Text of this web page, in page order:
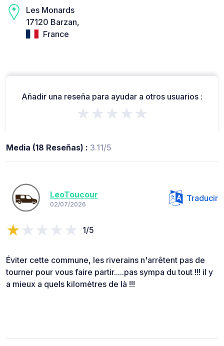
Les Monards
17120 Barzan,
France
Añadir una reseña para ayudar a otros usuarios :
★★★★★
Media (18 Reseñas) : 3.11/5
LeoToucour
02/07/2026
Traducir
1/5
Éviter cette commune, les riverains n'arrêtent pas de
tourner pour vous faire partir.....pas sympa du tout !!! il y
a mieux a quels kilomètres de là !!!